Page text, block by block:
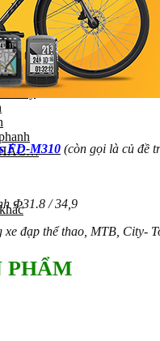
lái)
xóc)
Cụm phanh
/ Dây
FD-M310 (còn gọi là củ đề
Φ31.8 / 34,9
xe đạp thể thao, MTB, City-
PHẨM